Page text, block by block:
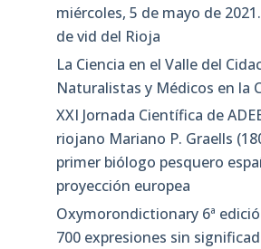
miércoles, 5 de mayo de
de vid del Rioja
La Ciencia en el Valle del
Naturalistas y Médicos en la
XXI Jornada Científica de
riojano Mariano P. Graells
primer biólogo pesquero
proyección europea
Oxymorondictionary 6ª
700 expresiones sin